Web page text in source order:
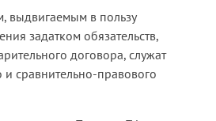
выдвигаемым в пользу
задатком обязательств,
договора, служат
сравнительно-правового